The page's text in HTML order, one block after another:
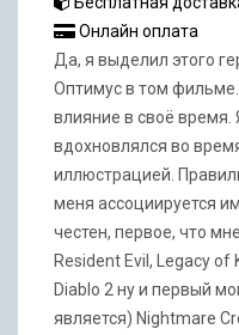
Онлайн оплата
Да, я выделил этого
Оптимус в том
влияние в своё
вдохновлялся во
иллюстрацией.
меня ассоциируется
честен, первое, что
Resident Evil, Legacy of
Diablo 2 ну и первый
является) Nightmare